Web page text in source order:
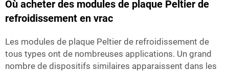
Où acheter des modules de plaque Peltier de
refroidissement en vrac
Les modules de plaque Peltier de refroidissement de
tous types ont de nombreuses applications. Un grand
nombre de dispositifs similaires apparaissent dans les